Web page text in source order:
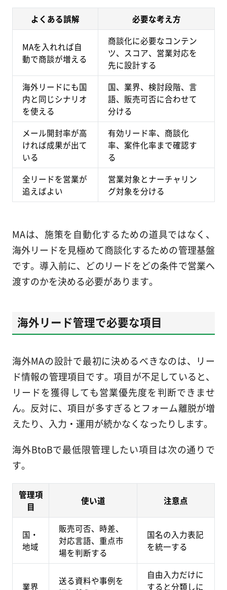
よくある誤解 必要な考え方
MAを入れれば自
動で商談が増える
商談化に必要なコンテン
ツ、スコア、営業対応を
先に設計する
海外リードにも国
内と同じシナリオ
を使える
国、業界、検討段階、言
語、販売可否に合わせて
分ける
メール開封率が高
ければ成果が出て
いる
有効リード率、商談化
率、案件化率まで確認す
る
全リードを営業が
追えばよい
営業対象とナーチャリン
グ対象を分ける
MAは、施策を自動化するための道具ではなく、
海外リードを見極めて商談化するための管理基盤
です。導入前に、どのリードをどの条件で営業へ
渡すのかを決める必要があります。
海外リード管理で必要な項目
海外MAの設計で最初に決めるべきなのは、リー
ド情報の管理項目です。項目が不足していると、
リードを獲得しても営業優先度を判断できませ
ん。反対に、項目が多すぎるとフォーム離脱が増
えたり、入力・運用が続かなくなったりします。
海外BtoBで最低限管理したい項目は次の通りで
す。
管理項
目
使い道 注意点
国・
地域
販売可否、時差、
対応言語、重点市
場を判断する
国名の入力表記
を統一する
業界
送る資料や事例を
自由入力だけに
すると分類しに